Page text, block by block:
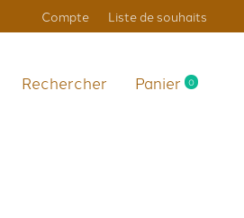
Compte Liste de souhaits
Rechercher Panier 0items